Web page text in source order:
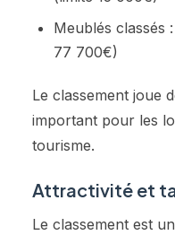
Meublés classés :
77 700€)
Le classement joue
important pour les
tourisme.
Attractivité et
Le classement est